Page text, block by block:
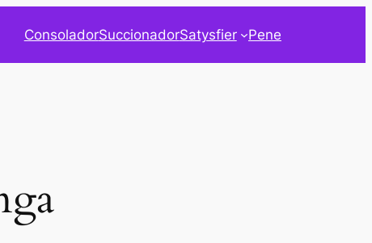
ConsoladorSuccionadorSatysfier Pene